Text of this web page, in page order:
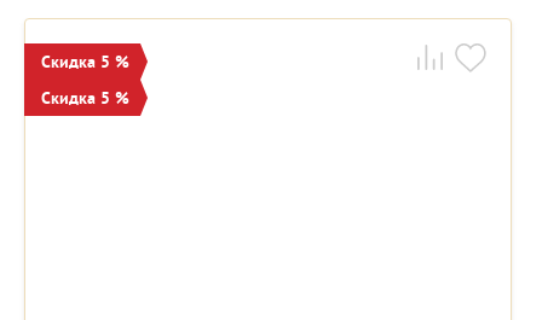
Скидка 5 %
Скидка 5 %